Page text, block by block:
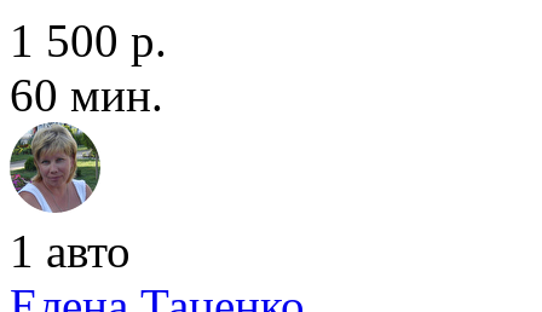
1 500 р.
60 мин.
1 авто